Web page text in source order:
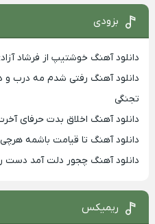
بزودی
دانلود آهنگ خوشتیپ از فرشاد
دانلود آهنگ رفتی شدم مه درب و
تجنگی
دانلود آهنگ اخلاق بدت حرفای
دانلود آهنگ تا قیامت باشمه هرچی
دانلود آهنگ چجور دلت آمد دست
ریمیکس